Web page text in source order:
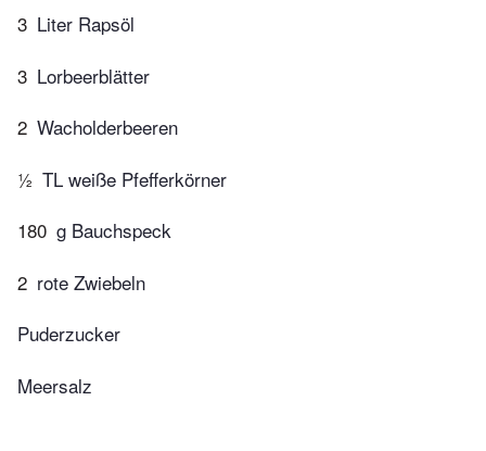
3 Liter Rapsöl
3 Lorbeerblätter
2 Wacholderbeeren
½ TL weiße Pfefferkörner
180 g Bauchspeck
2 rote Zwiebeln
Puderzucker
Meersalz